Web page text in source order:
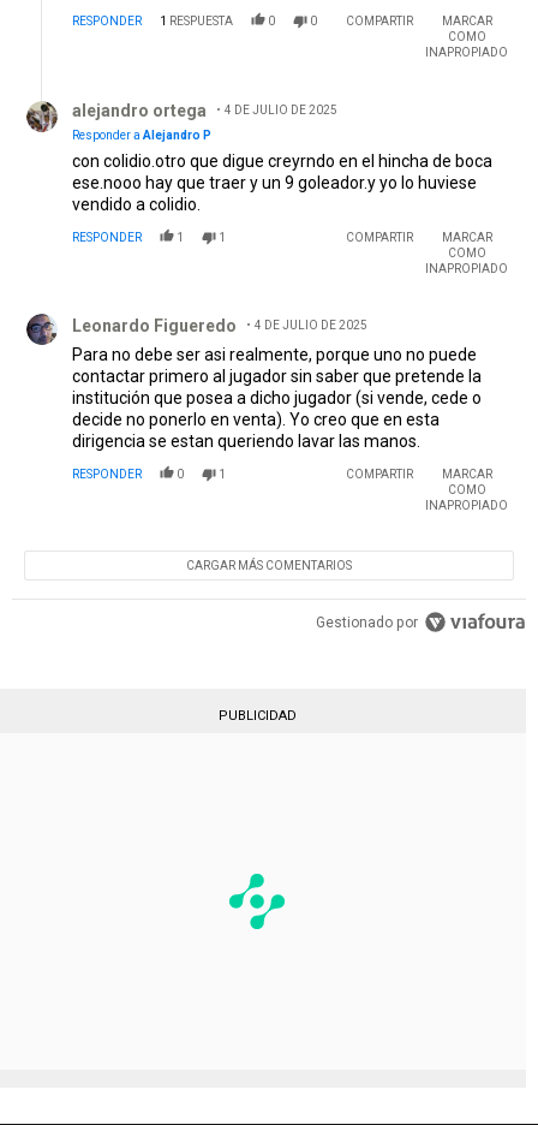
RESPONDER 1 RESPUESTA 0 0 COMPARTIR
MARCAR
COMO
INAPROPIADO
alejandro ortega
4 DE JULIO DE 2025
Responder a Alejandro P
con colidio.otro que digue creyrndo en el hincha de boca
ese.nooo hay que traer y un 9 goleador.y yo lo huviese
vendido a colidio.
RESPONDER 1 1 COMPARTIR
MARCAR
COMO
INAPROPIADO
Leonardo Figueredo 4 DE JULIO DE 2025
Para no debe ser asi realmente, porque uno no puede
contactar primero al jugador sin saber que pretende la
institución que posea a dicho jugador (si vende, cede o
decide no ponerlo en venta). Yo creo que en esta
dirigencia se estan queriendo lavar las manos.
RESPONDER 0 1 COMPARTIR
MARCAR
COMO
INAPROPIADO
CARGAR MÁS COMENTARIOS
Gestionado por
PUBLICIDAD